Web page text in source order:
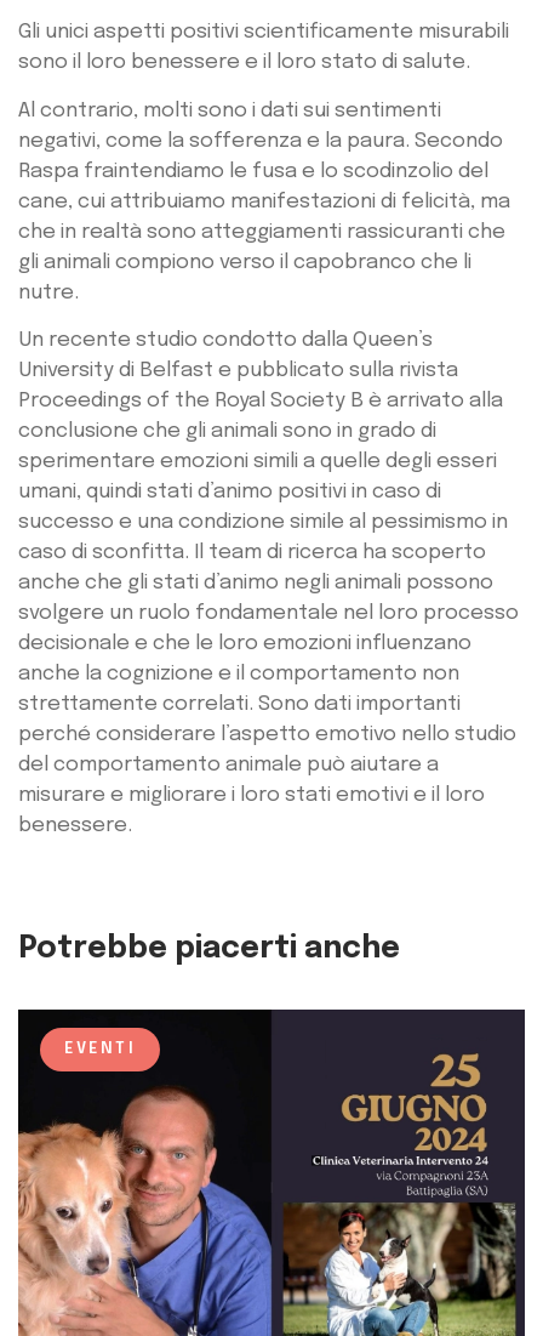
Gli unici aspetti positivi scientificamente misurabili
sono il loro benessere e il loro stato di salute.
Al contrario, molti sono i dati sui sentimenti
negativi, come la sofferenza e la paura. Secondo
Raspa fraintendiamo le fusa e lo scodinzolio del
cane, cui attribuiamo manifestazioni di felicità, ma
che in realtà sono atteggiamenti rassicuranti che
gli animali compiono verso il capobranco che li
nutre.
Un recente studio condotto dalla Queen’s
University di Belfast e pubblicato sulla rivista
Proceedings of the Royal Society B è arrivato alla
conclusione che gli animali sono in grado di
sperimentare emozioni simili a quelle degli esseri
umani, quindi stati d’animo positivi in caso di
successo e una condizione simile al pessimismo in
caso di sconfitta. Il team di ricerca ha scoperto
anche che gli stati d’animo negli animali possono
svolgere un ruolo fondamentale nel loro processo
decisionale e che le loro emozioni influenzano
anche la cognizione e il comportamento non
strettamente correlati. Sono dati importanti
perché considerare l’aspetto emotivo nello studio
del comportamento animale può aiutare a
misurare e migliorare i loro stati emotivi e il loro
benessere.
Potrebbe piacerti anche
EVENTI